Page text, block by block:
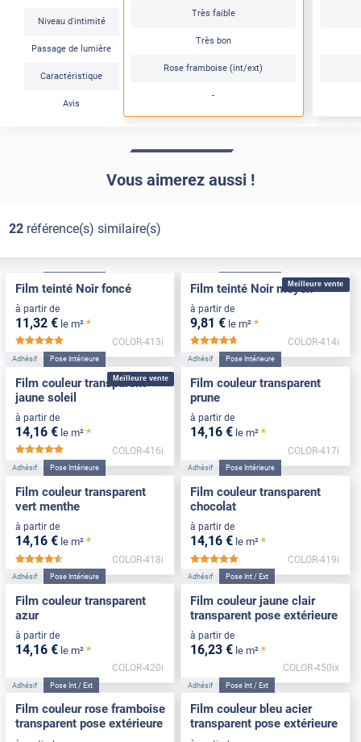
Niveau d'intimité
Passage de lumière
Caractéristique
Avis
Très faible
Très bon
Rose framboise (int/ext)
-
Vous aimerez aussi !
22référence(s) similaire(s)
Film teinté Noir foncé
à partir de
11 ,32 € le m² *
COLOR-413i
Meilleure vente
Film teinté Noir moyen
à partir de
9,81 € le m² *
*****
COLOR-414i
Meilleure vente
Adhésif Pose Intérieure
Film couleur transparent
jaune soleil
à partir de
14,16 € le m² *
*****
COLOR-416i
Adhésif Pose Intérieure
Film couleur transparent
prune
à partir de
14,16 € le m² *
COLOR-417i
Adhésif Pose Intérieure
Film couleur transparent
vert menthe
à partir de
14,16 € le m² *
*****
COLOR-418i
Adhésif Pose Intérieure
Film couleur transparent
chocolat
à partir de
14,16 € le m² *
COLOR-419i
Adhésif Pose Intérieure
Film couleur transparent
azur
à partir de
14,16 € le m² *
COLOR-420i
Adhésif Pose Int / Ext
Film couleur jaune clair
transparent pose extérieure
à partir de
16,23 € le m² *
COLOR-450ix
Adhésif Pose Int / Ext
Film couleur rose framboise
transparent pose extérieure
Adhésif Pose Int / Ext
Film couleur bleu acier
transparent pose extérieure